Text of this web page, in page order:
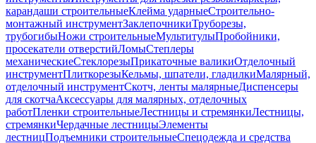
карандаши строительныеКлейма ударныеСтроительно-
монтажный инструментЗаклепочникиТруборезы,
трубогибыНожи строительныеМультитулыПробойники,
просекатели отверстийЛомыСтеплеры
механическиеСтеклорезыПрикаточные валикиОтделочный
инструментПлиткорезыКельмы, шпатели, гладилкиМалярный,
отделочный инструментСкотч, ленты малярныеДиспенсеры
для скотчаАксессуары для малярных, отделочных
работПленки строительныеЛестницы и стремянкиЛестницы,
стремянкиЧердачные лестницыЭлементы
лестницПодъемники строительныеСпецодежда и средства